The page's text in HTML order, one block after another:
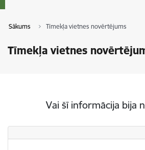
Sākums Tīmekļa vietnes novērtējums
Tīmekļa vietnes
Vai šī informācija bija
Vai šī informācija bija noderīga?